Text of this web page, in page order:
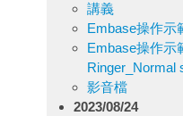
講義
Embase操作示
Embase操作示
Ringer_Normal
影音檔
2023/08/24